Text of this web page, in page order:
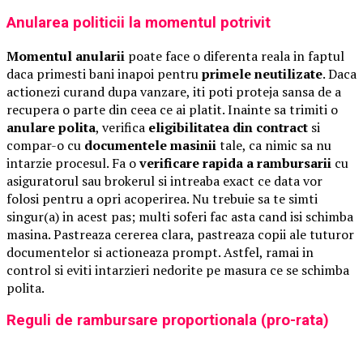
Anularea politicii la momentul potrivit
Momentul anularii poate face o diferenta reala in faptul
daca primesti bani inapoi pentruprimele neutilizate. Daca
actionezi curand dupa vanzare, iti poti proteja sansa de a
recupera o parte din ceea ce ai platit. Inainte sa trimiti o
anulare polita, verifica eligibilitatea din contract si
compar-o cu documentele masiniitale, ca nimic sa nu
intarzie procesul. Fa overificare rapida a rambursarii cu
asiguratorul sau brokerul si intreaba exact ce data vor
folosi pentru a opri acoperirea. Nu trebuie sa te simti
singur(a) in acest pas; multi soferi fac asta cand isi schimba
masina. Pastreaza cererea clara, pastreaza copii ale tuturor
documentelor si actioneaza prompt. Astfel, ramai in
control si eviti intarzieri nedorite pe masura ce se schimba
polita.
Reguli de rambursare proportionala (pro-rata)